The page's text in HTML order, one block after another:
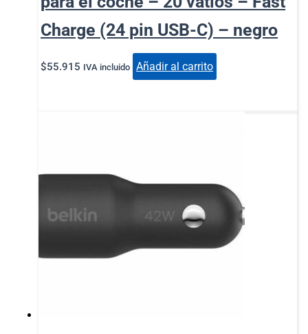
Charge (24 pin USB-C) – negro
$55.915 IVA incluido Añadir al carrito